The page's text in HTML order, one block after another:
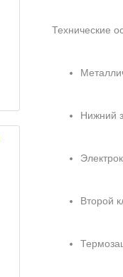
Технические
Нижний
Второй